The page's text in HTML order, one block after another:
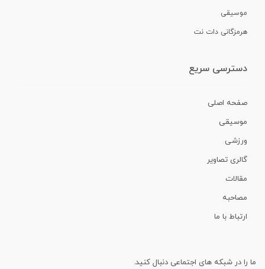
موسیقی
هرمزگانی دات نت
دسترسی سریع
صفحه اصلی
موسیقی
ورزشی
گالری تصاویر
مقالات
مصاحبه
ارتباط با ما
ما را در شبکه های اجتماعی دنبال کنید.